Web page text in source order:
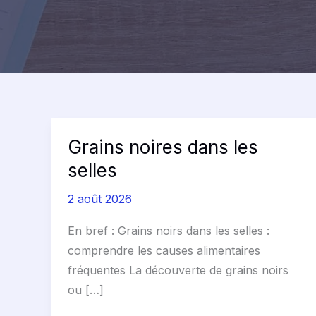
Grains noires dans les
selles
2 août 2026
En bref : Grains noirs dans les selles :
comprendre les causes alimentaires
fréquentes La découverte de grains noirs
ou […]
Grains
noires
les
selles